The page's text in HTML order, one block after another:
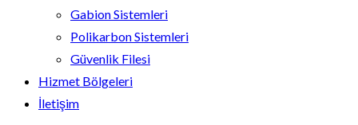
Gabion Sistemleri
Polikarbon Sistemleri
Güvenlik Filesi
Hizmet Bölgeleri
İletişim